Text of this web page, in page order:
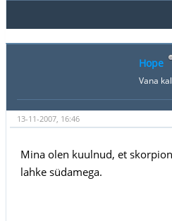
Hope
Vana
13-11-2007, 16:46
Mina olen kuulnud, et
lahke südamega.